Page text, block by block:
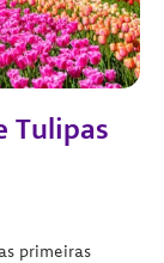
Tulipas
primeiras